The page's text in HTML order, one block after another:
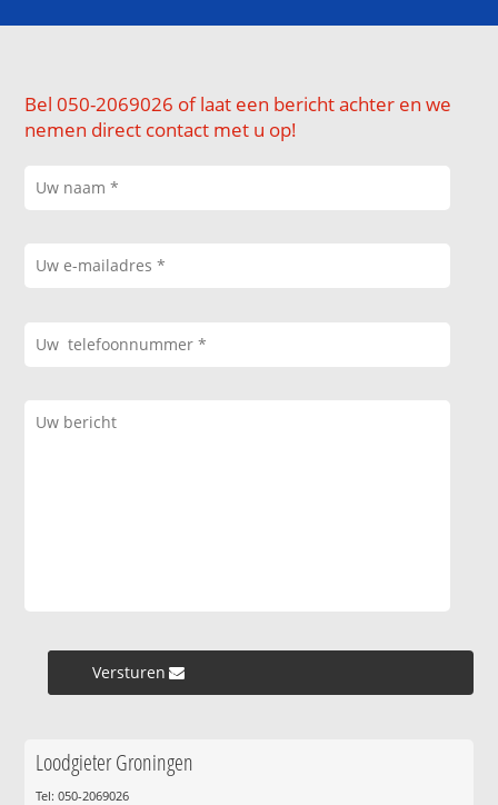
Bel 050-2069026 of laat een bericht achter en we
nemen direct contact met u op!
Versturen »
Loodgieter Groningen
Tel: 050-2069026